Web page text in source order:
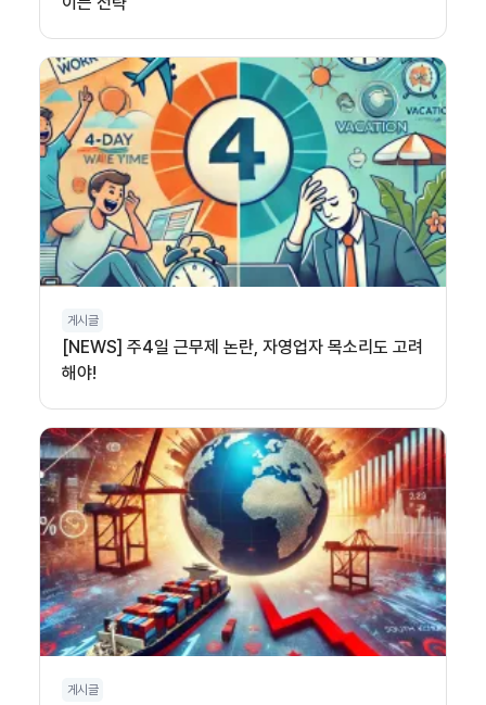
게시글
[NEWS] 주4일 근무제 논란, 자영업자 목소리도 고려
해야!
게시글